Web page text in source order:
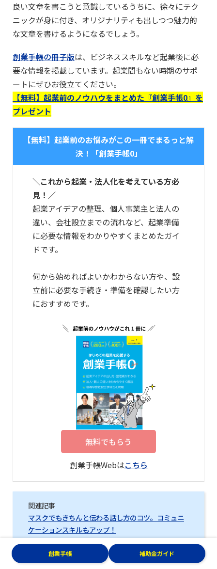
良い文章を書こうと意識しているうちに、徐々にテク
ニックが身に付き、オリジナリティも出しつつ魅力的
な文章を書けるようになるでしょう。
創業手帳の冊子版は、ビジネススキルなど起業後に必
要な情報を掲載しています。起業間もない時期のサポ
ートにぜひお役立てください。
【無料】起業前のノウハウをまとめた『創業手帳0』を
プレゼント
【無料】起業前のお悩みがこの一冊でまるっと解
決！「創業手帳0」
＼これから起業・法人化を考えている方必
見！／
起業アイデアの整理、個人事業主と法人の
違い、会社設立までの流れなど、起業準備
に必要な情報をわかりやすくまとめたガイ
ドです。
何から始めればよいかわからない方や、設
立前に必要な手続き・準備を確認したい方
におすすめです。
無料でもらう
創業手帳Webはこちら
関連記事
マスクでもきちんと伝わる話し方のコツ。コミュニ
ケーションスキルもアップ！
スキルをシェアする!?「まなびのマーケット」スト
アカ代表 藤本崇が変えたいこと
創業手帳 補助金ガイド